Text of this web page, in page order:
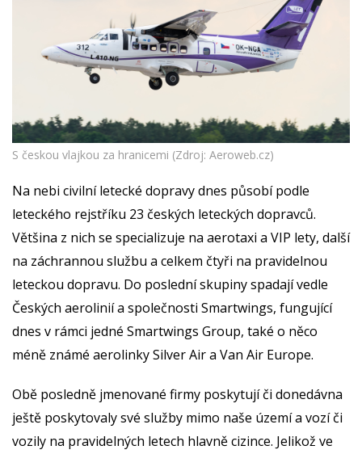
S českou vlajkou za hranicemi (Zdroj: Aeroweb.cz)
Na nebi civilní letecké dopravy dnes působí podle
leteckého rejstříku 23 českých leteckých dopravců.
Většina z nich se specializuje na aerotaxi a VIP lety, další
na záchrannou službu a celkem čtyři na pravidelnou
leteckou dopravu. Do poslední skupiny spadají vedle
Českých aerolinií a společnosti Smartwings, fungující
dnes v rámci jedné Smartwings Group, také o něco
méně známé aerolinky Silver Air a Van Air Europe.
Obě posledně jmenované firmy poskytují či donedávna
ještě poskytovaly své služby mimo naše území a vozí či
vozily na pravidelných letech hlavně cizince. Jelikož ve